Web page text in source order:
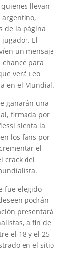
llevan
argentino,
de la página
El
un mensaje
para
verá Leo
en el Mundial.
ganarán una
firmada por
sienta la
los fans por
el
crack del
fue elegido
podrán
presentará
a fin de
el 18 y el 25
en el sitio